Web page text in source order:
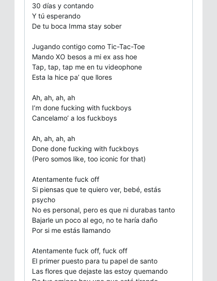
30 días y contando
Y tú esperando
De tu boca Imma stay sober
Jugando contigo como Tic-Tac-Toe
Mando XO besos a mi ex ass hoe
Tap, tap, tap me en tu videophone
Esta la hice pa’ que llores
Ah, ah, ah, ah
I’m done fucking with fuckboys
Cancelamo’ a los fuckboys
Ah, ah, ah, ah
Done done fucking with fuckboys
(Pero somos like, too iconic for that)
Atentamente fuck off
Si piensas que te quiero ver, bebé, estás
psycho
No es personal, pero es que ni durabas tanto
Bajarle un poco al ego, no te haría daño
Por si me estás llamando
Atentamente fuck off, fuck off
El primer puesto para tu papel de santo
Las flores que dejaste las estoy quemando